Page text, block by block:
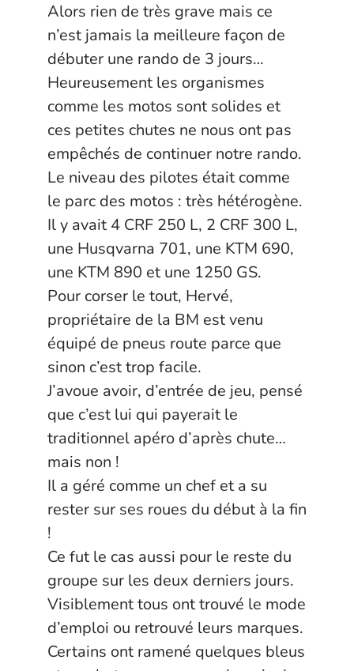
Alors rien de très grave mais ce
n’est jamais la meilleure façon de
débuter une rando de 3 jours…
Heureusement les organismes
comme les motos sont solides et
ces petites chutes ne nous ont pas
empêchés de continuer notre rando.
Le niveau des pilotes était comme
le parc des motos : très hétérogène.
Il y avait 4 CRF 250 L, 2 CRF 300 L,
une Husqvarna 701, une KTM 690,
une KTM 890 et une 1250 GS.
Pour corser le tout, Hervé,
propriétaire de la BM est venu
équipé de pneus route parce que
sinon c’est trop facile.
J’avoue avoir, d’entrée de jeu, pensé
que c’est lui qui payerait le
traditionnel apéro d’après chute…
mais non !
Il a géré comme un chef et a su
rester sur ses roues du début à la fin
!
Ce fut le cas aussi pour le reste du
groupe sur les deux derniers jours.
Visiblement tous ont trouvé le mode
d’emploi ou retrouvé leurs marques.
Certains ont ramené quelques bleus